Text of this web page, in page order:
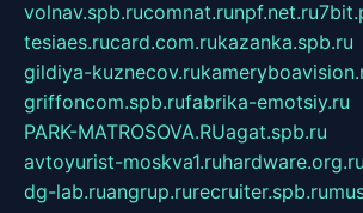
volnav.spb.rucomnat.runpf.net.ru
tesiaes.rucard.com.rukazanka.spb.ru
gildiya-kuznecov.ru
griffoncom.spb.rufabrika-emotsiy.ru
PARK-MATROSOVA.RUagat.spb.ru
avtoyurist-moskva1.ruhardware.org.ru
dg-lab.ruangrup.rurecruiter.spb.ru